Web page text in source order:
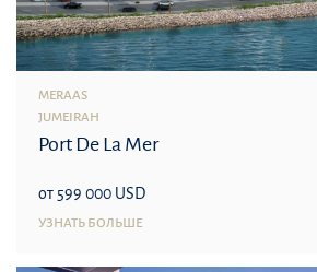
MERAAS
JUMEIRAH
Port De La Mer
от 599 000 USD
УЗНАТЬ БОЛЬШЕ